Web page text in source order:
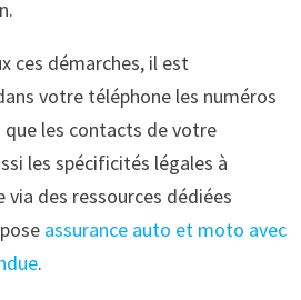
ces démarches, il est
votre téléphone les numéros
que les contacts de votre
les spécificités légales à
via des ressources dédiées
assurance auto et moto avec
.